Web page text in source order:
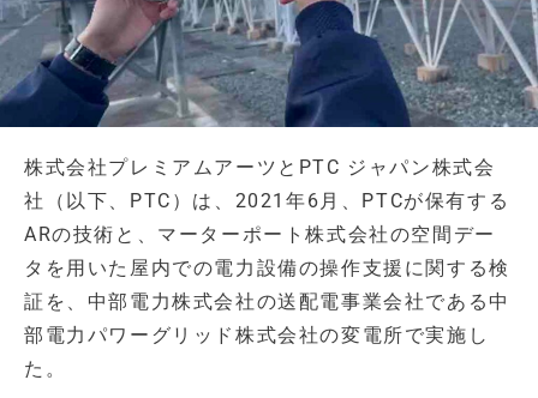
株式会社プレミアムアーツとPTC ジャパン株式会
社（以下、PTC）は、2021年6月、PTCが保有する
ARの技術と、マーターポート株式会社の空間デー
タを用いた屋内での電力設備の操作支援に関する検
証を、中部電力株式会社の送配電事業会社である中
部電力パワーグリッド株式会社の変電所で実施し
た。